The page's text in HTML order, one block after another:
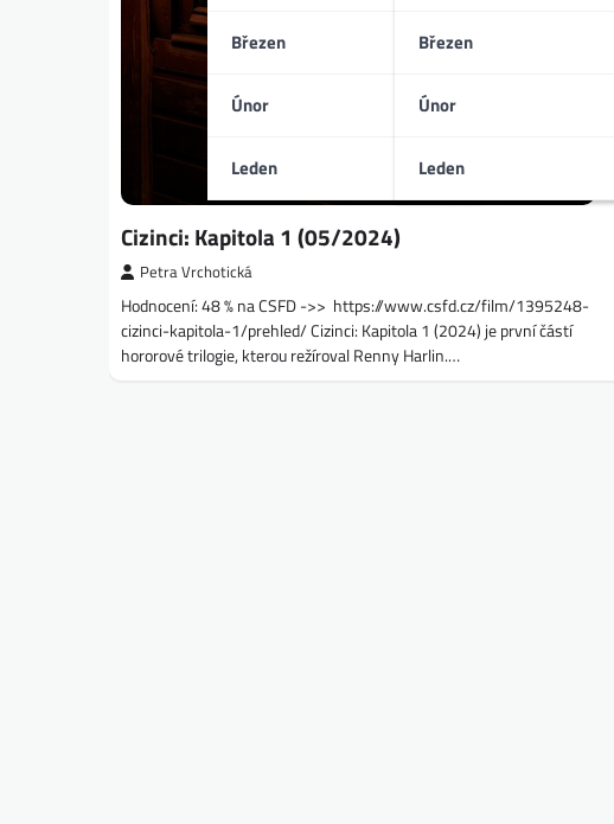
Březen
Únor
Leden
Březen
Únor
Leden
Cizinci: Kapitola 1 (05/2024)
Petra Vrchotická
Hodnocení: 48 % na CSFD ->> https://www.csfd.cz/film/1395248-
cizinci-kapitola-1/prehled/ Cizinci: Kapitola 1 (2024) je první částí
hororové trilogie, kterou režíroval Renny Harlin.…